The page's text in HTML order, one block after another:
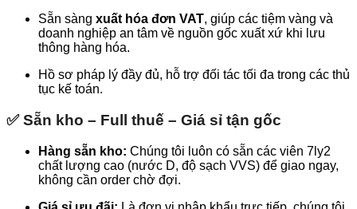
Sẵn sàng xuất hóa đơn VAT, giúp các tiệm vàng và
doanh nghiệp an tâm về nguồn gốc xuất xứ khi lưu
thông hàng hóa.
Hồ sơ pháp lý đầy đủ, hỗ trợ đối tác tối đa trong các thủ
tục kế toán.
✅ Sẵn kho – Full thuế – Giá sỉ tận gốc
Hàng sẵn kho: Chúng tôi luôn có sẵn các viên 7ly2
chất lượng cao (nước D, độ sạch VVS) để giao ngay,
không cần order chờ đợi.